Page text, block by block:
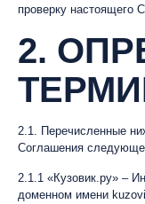
проверку настоящего
2.
2.1. Перечисленные
Соглашения
2.1.1 «Кузовик.ру» –
доменном имени